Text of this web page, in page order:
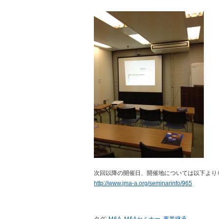
次回以降の開催日、開催地については以下より
http://www.jma-a.org/seminarinfo/965